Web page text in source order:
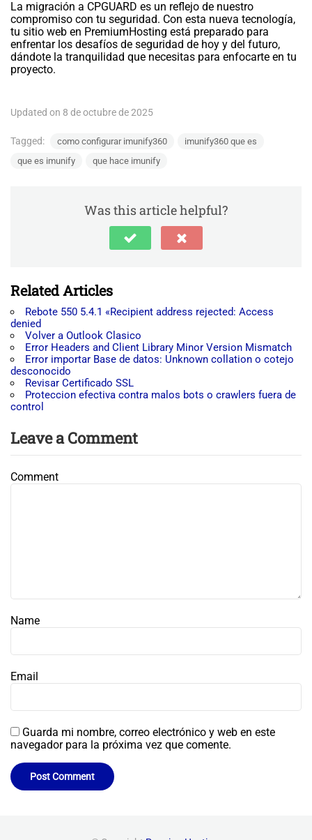
La migración a CPGUARD es un reflejo de nuestro
compromiso con tu seguridad. Con esta nueva tecnología,
tu sitio web en PremiumHosting está preparado para
enfrentar los desafíos de seguridad de hoy y del futuro,
dándote la tranquilidad que necesitas para enfocarte en tu
proyecto.
Updated on 8 de octubre de 2025
Tagged: como configurar imunify360
imunify360 que es
que es imunify
que hace imunify
Was this article helpful?
Related Articles
Rebote 550 5.4.1 «Recipient address rejected: Access
denied
Volver a Outlook Clasico
Error Headers and Client Library Minor Version Mismatch
Error importar Base de datos: Unknown collation o cotejo
desconocido
Revisar Certificado SSL
Proteccion efectiva contra malos bots o crawlers fuera de
control
Leave a Comment
Comment
Name
Email
Guarda mi nombre, correo electrónico y web en este
navegador para la próxima vez que comente.